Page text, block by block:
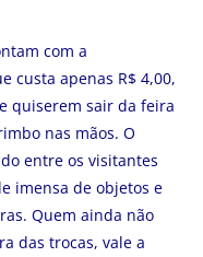
com a
custa apenas R$ 4,00,
quiserem sair da feira
nas mãos. O
entre os visitantes
imensa de objetos e
Quem ainda não
das trocas, vale a